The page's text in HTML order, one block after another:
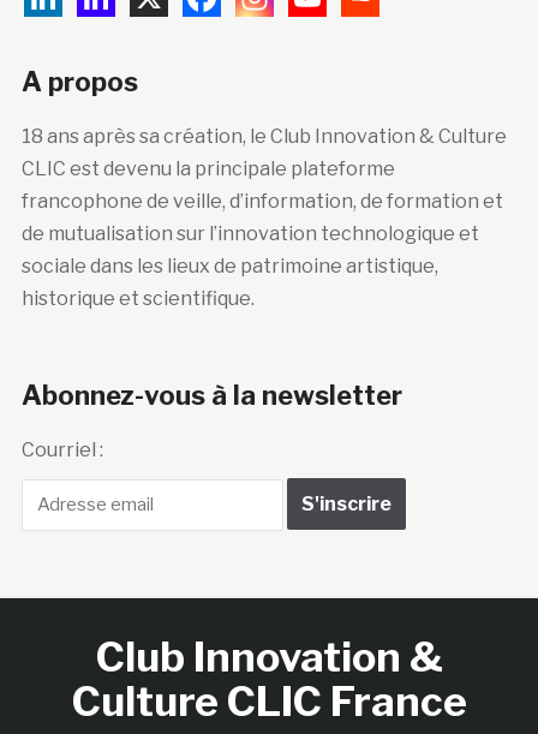
A propos
18 ans après sa création, le Club Innovation & Culture
CLIC est devenu la principale plateforme
francophone de veille, d’information, de formation et
de mutualisation sur l’innovation technologique et
sociale dans les lieux de patrimoine artistique,
historique et scientifique.
Abonnez-vous à la newsletter
Courriel :
Club Innovation &
Culture CLIC France